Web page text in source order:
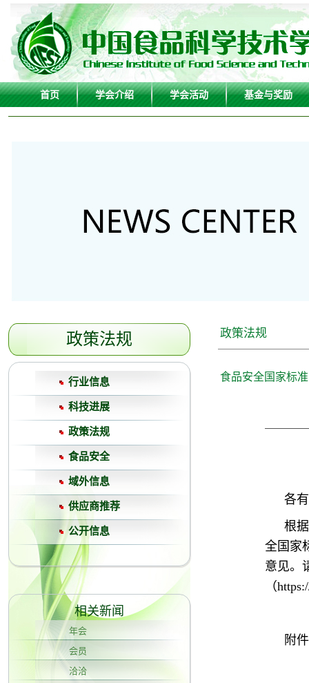
首页 学会介绍 学会活动 基金与奖励
政策法规
行业信息
科技进展
政策法规
食品安全
域外信息
供应商推荐
公开信息
相关新闻
年会
会员
洽洽
政策法规
食品安全国家标
各
根
全国家
意见。
（
附